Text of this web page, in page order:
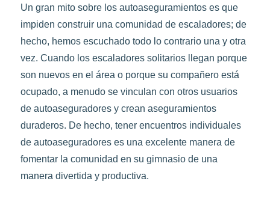
Un gran mito sobre los autoaseguramientos es que
impiden construir una comunidad de escaladores; de
hecho, hemos escuchado todo lo contrario una y otra
vez. Cuando los escaladores solitarios llegan porque
son nuevos en el área o porque su compañero está
ocupado, a menudo se vinculan con otros usuarios
de autoaseguradores y crean aseguramientos
duraderos. De hecho, tener encuentros individuales
de autoaseguradores es una excelente manera de
fomentar la comunidad en su gimnasio de una
manera divertida y productiva.